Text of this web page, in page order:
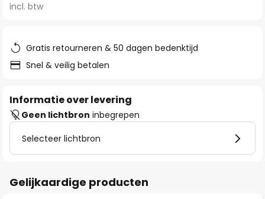
van
afbeeldingen-
gallerij
incl. btw
Gratis retourneren & 50 dagen bedenktijd
Snel & veilig betalen
Informatie over levering
Geen lichtbron inbegrepen
Selecteer lichtbron
Gelijkaardige producten